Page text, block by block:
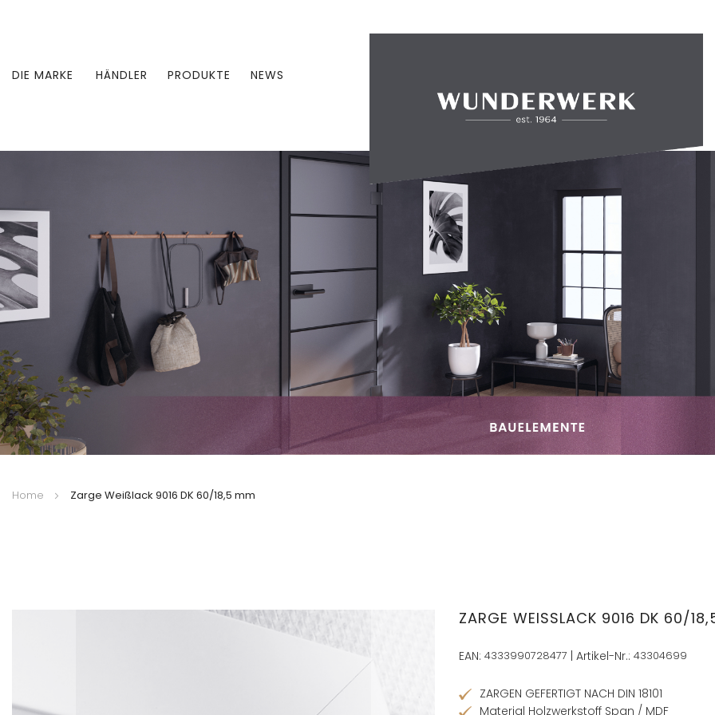
DIE MARKE HÄNDLER PRODUKTE NEWS
Home Zarge Weißlack 9016 DK 60/18,5 mm
ZARGE WEISSLACK 9016 DK 60/18,5
EAN: 4333990728477 | Artikel-Nr.: 43304699
ZARGEN GEFERTIGT NACH DIN 18101
Material Holzwerkstoff Span / MDF